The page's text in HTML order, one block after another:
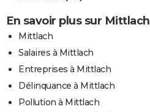
En savoir plus sur Mittlach
Mittlach
Salaires à Mittlach
Entreprises à Mittlach
Délinquance à Mittlach
Pollution à Mittlach